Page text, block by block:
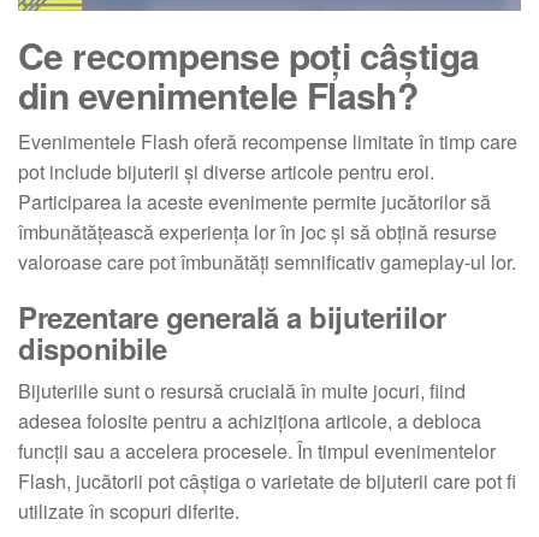
Ce recompense poți câștiga
din evenimentele Flash?
Evenimentele Flash oferă recompense limitate în timp care
pot include bijuterii și diverse articole pentru eroi.
Participarea la aceste evenimente permite jucătorilor să
îmbunătățească experiența lor în joc și să obțină resurse
valoroase care pot îmbunătăți semnificativ gameplay-ul lor.
Prezentare generală a bijuteriilor
disponibile
Bijuteriile sunt o resursă crucială în multe jocuri, fiind
adesea folosite pentru a achiziționa articole, a debloca
funcții sau a accelera procesele. În timpul evenimentelor
Flash, jucătorii pot câștiga o varietate de bijuterii care pot fi
utilizate în scopuri diferite.